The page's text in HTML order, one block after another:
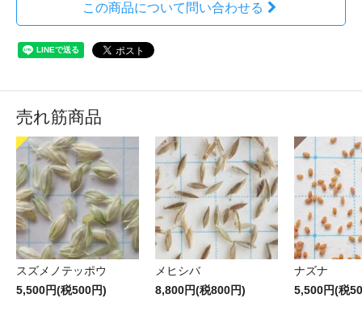
この商品について問い合わせる
売れ筋商品
スズメノテッポウ
5,500円(税500円)
メヒシバ
8,800円(税800円)
ナズナ
5,500円(税